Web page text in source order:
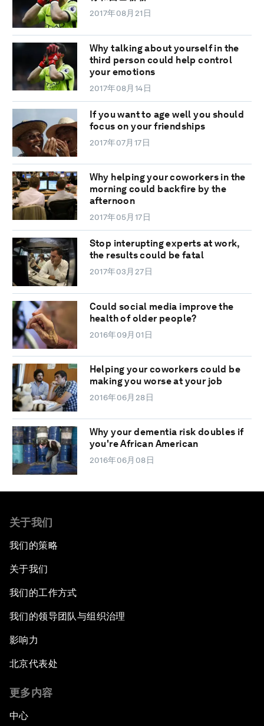
2017年08月21日
Why talking about yourself in the
third person could help control
your emotions
2017年08月14日
If you want to age well you should
focus on your friendships
2017年07月17日
Why helping your coworkers in the
morning could backfire by the
afternoon
2017年05月17日
Stop interupting experts at work,
the results could be fatal
2017年03月27日
Could social media improve the
health of older people?
2016年09月01日
Helping your coworkers could be
making you worse at your job
2016年06月28日
Why your dementia risk doubles if
you're African American
2016年06月08日
关于我们
我们的策略
关于我们
我们的工作方式
我们的领导团队与组织治理
影响力
北京代表处
更多内容
中心